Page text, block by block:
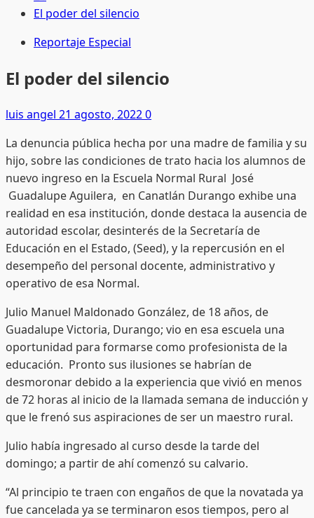
El poder del silencio
Reportaje Especial
El poder del silencio
luis angel 21 agosto, 20220
La denuncia pública hecha por una madre de familia y su
hijo, sobre las condiciones de trato hacia los alumnos de
nuevo ingreso en la Escuela Normal Rural José
Guadalupe Aguilera, en Canatlán Durango exhibe una
realidad en esa institución, donde destaca la ausencia de
autoridad escolar, desinterés de la Secretaría de
Educación en el Estado, (Seed), y la repercusión en el
desempeño del personal docente, administrativo y
operativo de esa Normal.
Julio Manuel Maldonado González, de 18 años, de
Guadalupe Victoria, Durango; vio en esa escuela una
oportunidad para formarse como profesionista de la
educación. Pronto sus ilusiones se habrían de
desmoronar debido a la experiencia que vivió en menos
de 72 horas al inicio de la llamada semana de inducción y
que le frenó sus aspiraciones de ser un maestro rural.
Julio había ingresado al curso desde la tarde del
domingo; a partir de ahí comenzó su calvario.
“Al principio te traen con engaños de que la novatada ya
fue cancelada ya se terminaron esos tiempos, pero al